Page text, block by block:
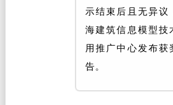
示结束后且无异议
海建筑信息模型技
用推广中心发布获
告。